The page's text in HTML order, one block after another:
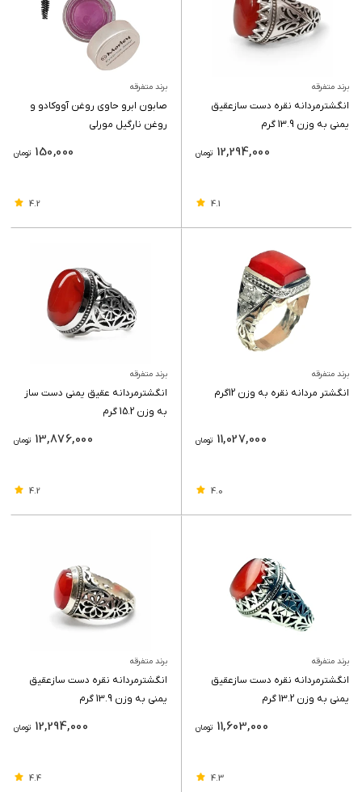
برند متفرقه
انگشترمردانه نقره دست سازعقیق
یمنی به وزن 13.9 گرم
تومان 12,294,000
4.1
برند متفرقه
صابون ابرو حاوی روغن آووکادو و
روغن نارگیل مورلی
تومان 150,000
4.2
برند متفرقه
انگشتر مردانه نقره به وزن 12گرم
تومان 11,027,000
4.0
برند متفرقه
انگشترمردانه عقیق یمنی دست ساز
به وزن 15.2 گرم
تومان 13,876,000
4.2
برند متفرقه
انگشترمردانه نقره دست سازعقیق
یمنی به وزن 13.2 گرم
تومان 11,603,000
4.3
برند متفرقه
انگشترمردانه نقره دست سازعقیق
یمنی به وزن 13.9 گرم
تومان 12,294,000
4.4